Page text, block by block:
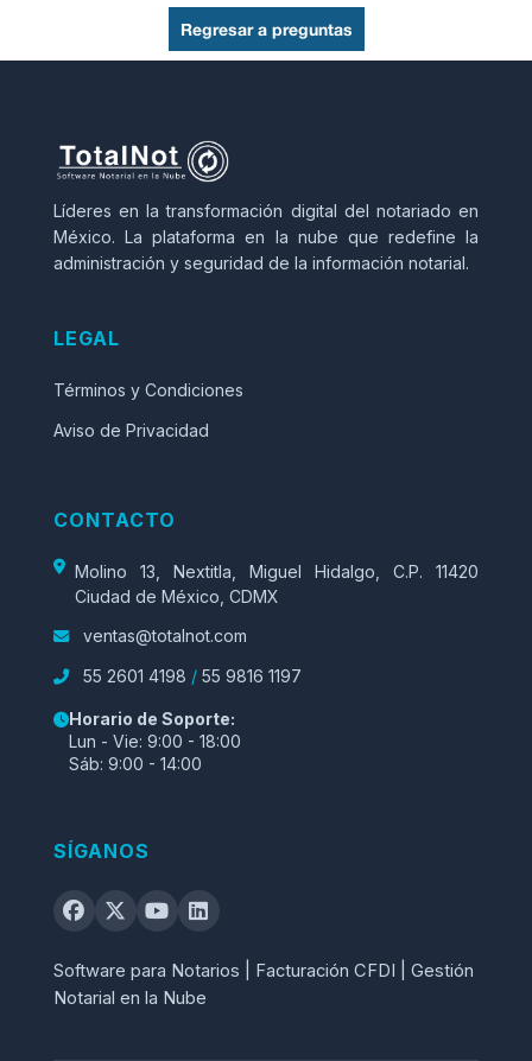
Con fundamento en la citada
regla Fracción I, inciso b), los
notarios no deben de expedir
__________________
27 de Agosto de 2014
Folio: OR201456037088
INMOBILIARIAS
DESCRIPCIÓN:
saber si en mi calidad de
expedir el complemento al
que se refiere la Regla
2.7.1.20. de la RMF vigente
(Original, I.2.7.1.25 de la RMF
operaciones inmobiliarias
que se otorguen ante mi fe:
1.- Donación (a título
cuales se encuentra exenta
por Adquisición de Bienes,
por el artículo 93 fracción
2.- Donación (a título
Regresar a preguntas
Líderes en la transformación digital del notariado en
México. La plataforma en la nube que redefine la
administración y seguridad de la información notarial.
LEGAL
Términos y Condiciones
Aviso de Privacidad
CONTACTO
Molino 13, Nextitla, Miguel Hidalgo, C.P. 11420
Ciudad de México, CDMX
ventas@totalnot.com
55 2601 4198 / 55 9816 1197
Horario de Soporte:
Lun - Vie: 9:00 - 18:00
Sáb: 9:00 - 14:00
SÍGANOS
Software para Notarios | Facturación CFDI | Gestión
Notarial en la Nube